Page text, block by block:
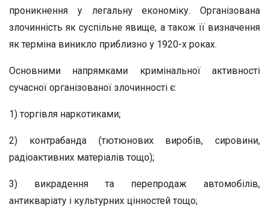
проникнення у легальну економіку. Організована
злочинність як суспільне явище, а також її визначення
як терміна виникло приблизно у 1920-х роках.
Основними напрямками кримінальної активності
сучасної організованої злочинності є:
1) торгівля наркотиками;
2) контрабанда (тютюнових виробів, сировини,
радіоактивних матеріалів тощо);
3) викрадення та перепродаж автомобілів,
антикваріату і культурних цінностей тощо;